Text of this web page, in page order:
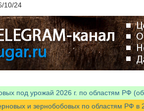
10/24
под урожай 2026 г. по областям РФ
и зернобобовых по областям РФ в